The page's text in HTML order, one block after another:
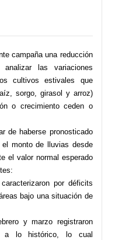
campaña una reducción
las variaciones
cultivos estivales que
sorgo, girasol y arroz)
o crecimiento ceden o
de haberse pronosticado
monto de lluvias desde
el valor normal esperado
por déficits
bajo una situación de
y marzo registraron
a lo histórico, lo cual